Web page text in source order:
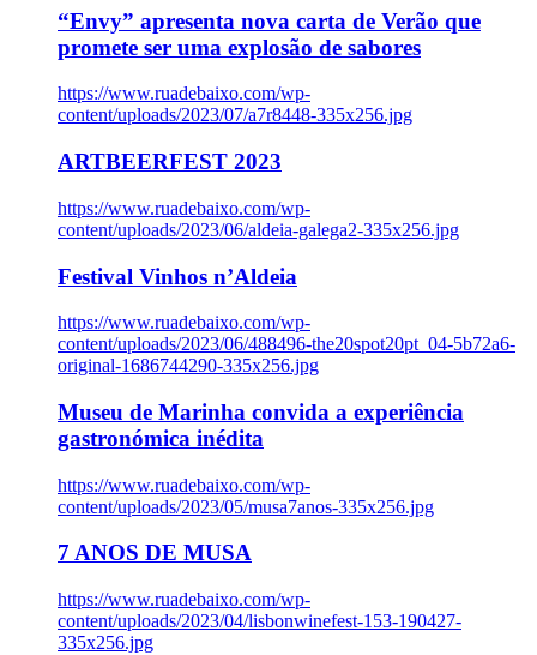
“Envy” apresenta nova carta de Verão que
promete ser uma explosão de sabores
https://www.ruadebaixo.com/wp-
content/uploads/2023/07/a7r8448-335x256.jpg
ARTBEERFEST 2023
https://www.ruadebaixo.com/wp-
content/uploads/2023/06/aldeia-galega2-335x256.jpg
Festival Vinhos n’Aldeia
https://www.ruadebaixo.com/wp-
content/uploads/2023/06/488496-the20spot20pt_04-5b72a6-
original-1686744290-335x256.jpg
Museu de Marinha convida a experiência
gastronómica inédita
https://www.ruadebaixo.com/wp-
content/uploads/2023/05/musa7anos-335x256.jpg
7 ANOS DE MUSA
https://www.ruadebaixo.com/wp-
content/uploads/2023/04/lisbonwinefest-153-190427-
335x256.jpg